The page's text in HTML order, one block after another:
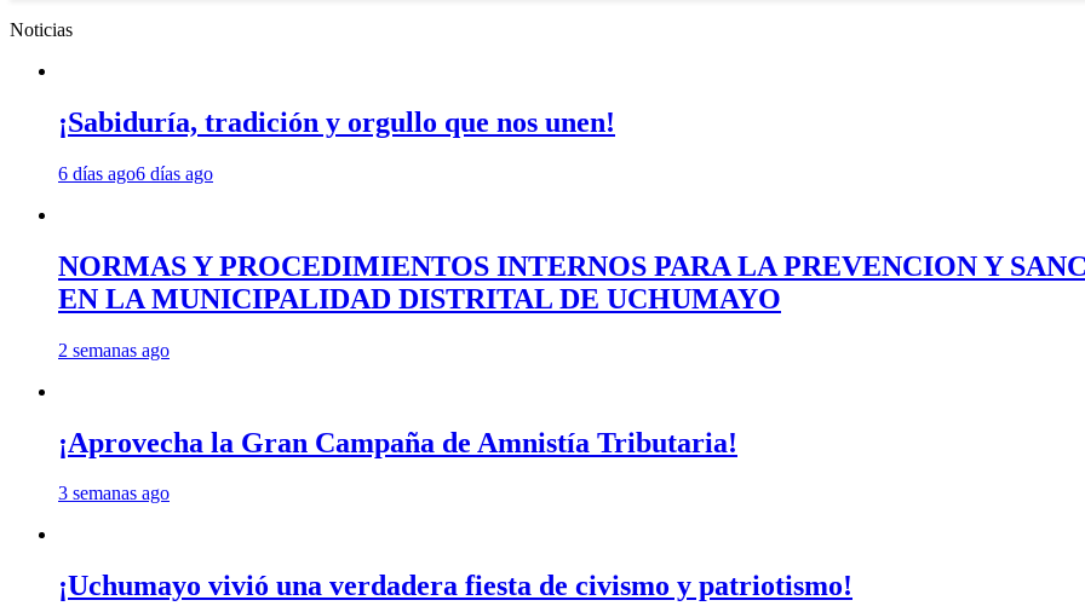
Noticias
¡Sabiduría, tradición y orgullo que nos unen!
6 días ago6 días ago
NORMAS Y PROCEDIMIENTOS INTERNOS PARA LA PREVENCION Y
EN LA MUNICIPALIDAD DISTRITAL DE UCHUMAYO
2 semanas ago
¡Aprovecha la Gran Campaña de Amnistía Tributaria!
3 semanas ago
¡Uchumayo vivió una verdadera fiesta de civismo y patriotismo!